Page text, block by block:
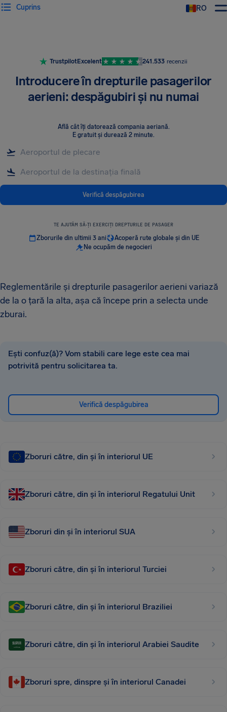
RO
Cuprins
TrustpilotExcelent 241.533 recenzii
Introducere în drepturile pasagerilor
aerieni: despăgubiri și nu numai
Află cât îți datorează compania aeriană.
E gratuit și durează 2 minute.
Verifică despăgubirea
TE AJUTĂM SĂ-ȚI EXERCIȚI DREPTURILE DE PASAGER
Zborurile din ultimii 3 ani
Acoperă rute globale și din UE
Ne ocupăm de negocieri
Reglementările și drepturile pasagerilor aerieni variază
de la o țară la alta, așa că începe prin a selecta unde
zburai.
Ești confuz(ă)? Vom stabili care lege este cea mai
potrivită pentru solicitarea ta.
Verifică despăgubirea
Zboruri către, din și în interiorul UE
Zboruri către, din și în interiorul Regatului Unit
Zboruri din și în interiorul SUA
Zboruri către, din și în interiorul Turciei
Zboruri către, din și în interiorul Braziliei
Zboruri către, din și în interiorul Arabiei Saudite
Zboruri spre, dinspre și în interiorul Canadei